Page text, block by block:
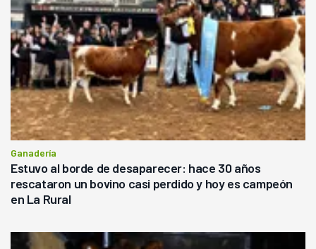
Ganadería
Estuvo al borde de desaparecer: hace 30 años
rescataron un bovino casi perdido y hoy es campeón
en La Rural